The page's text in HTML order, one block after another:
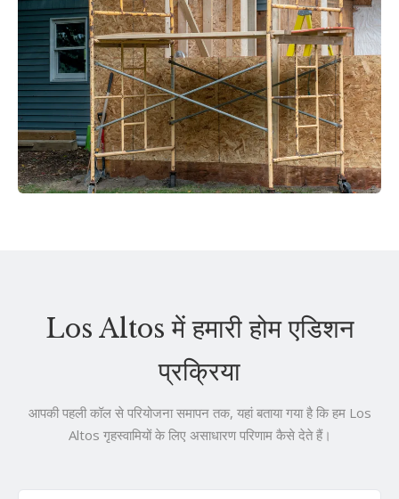
Los Altos में हमारी होम एडिशन
प्रक्रिया
आपकी पहली कॉल से परियोजना समापन तक, यहां बताया गया है कि हम Los
Altos गृहस्वामियों के लिए असाधारण परिणाम कैसे देते हैं।